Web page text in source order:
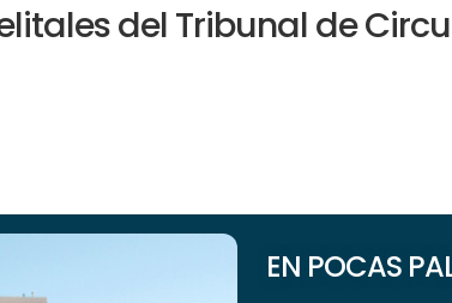
del Tribunal de
EN POCAS